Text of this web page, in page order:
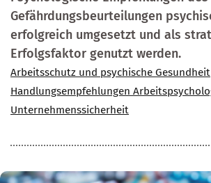
Gefährdungsbeurteilungen
erfolgreich umgesetzt und als
Erfolgsfaktor genutzt werden.
Arbeitsschutz und psychische Gesundheit
Handlungsempfehlungen
Unternehmenssicherheit